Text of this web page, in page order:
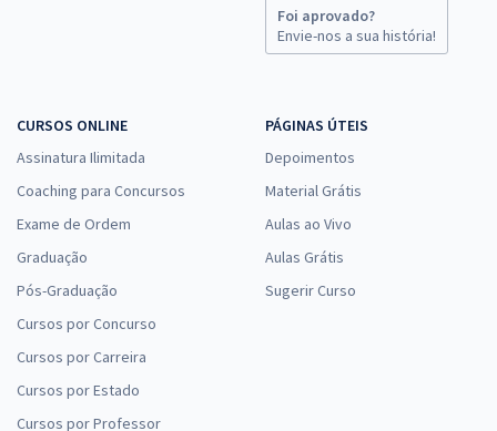
Foi aprovado?
Envie-nos a sua história!
CURSOS ONLINE
Assinatura Ilimitada
Coaching para Concursos
Exame de Ordem
Graduação
Pós-Graduação
Cursos por Concurso
Cursos por Carreira
Cursos por Estado
Cursos por Professor
PÁGINAS ÚTEIS
Depoimentos
Material Grátis
Aulas ao Vivo
Aulas Grátis
Sugerir Curso